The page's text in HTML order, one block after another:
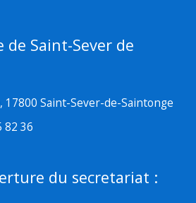
de Saint-Sever de
17800 Saint-Sever-de-Saintonge
82 36
du secretariat :